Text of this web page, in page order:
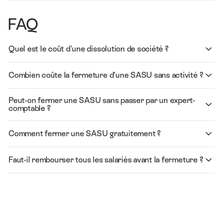
FAQ
Quel est le coût d'une dissolution de société ?
Combien coûte la fermeture d’une SASU sans activité ?
Peut-on fermer une SASU sans passer par un expert-
comptable ?
Comment fermer une SASU gratuitement ?
Faut-il rembourser tous les salariés avant la fermeture ?